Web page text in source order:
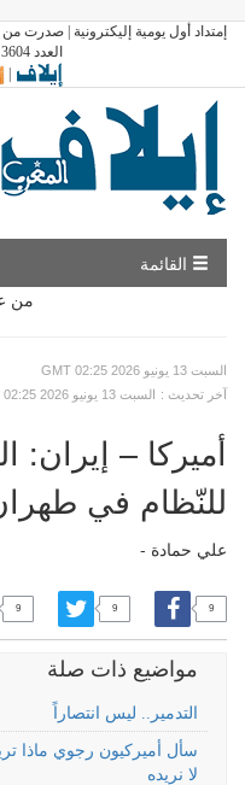
إمتداد أول يومية إليكترونية | صدرت من لندن 4
العدد 3604 الأحد 09 أغسطس 2026 آخر تحديث GMT 09:35
|
القائمة
من
GMT السبت 13 يونيو 2026 02:25
GMT السبت 13 يونيو 2026 02:25
: آخر تحديث
أميركا –
للنّظام في
علي حمادة -
9
9
9
مواضيع ذات صلة
التدمير.. ليس انتصاراً
سأل أميركيون رجوي ماذا
لا نريده